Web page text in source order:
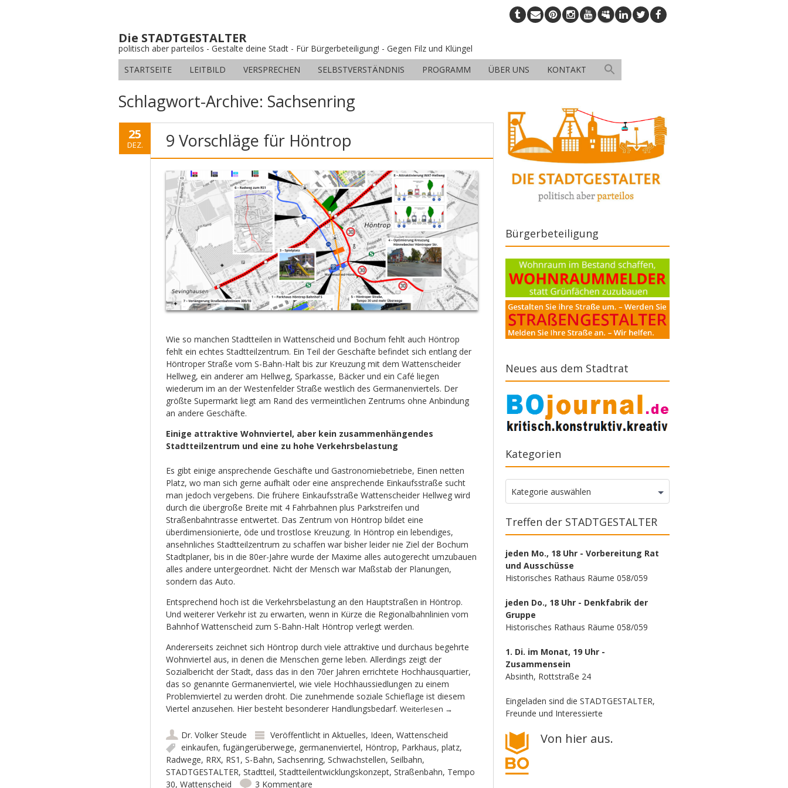
Die STADTGESTALTER
politisch aber parteilos - Gestalte deine Stadt - Für Bürgerbeteiligung! - Gegen Filz und Klüngel
STARTSEITE
LEITBILD VERSPRECHEN SELBSTVERSTÄNDNIS PROGRAMM ÜBER UNS KONTAKT
Schlagwort-Archive: Sachsenring
25
DEZ. 9 Vorschläge für Höntrop
Wie so manchen Stadtteilen in Wattenscheid und Bochum fehlt auch Höntrop
fehlt ein echtes Stadtteilzentrum. Ein Teil der Geschäfte befindet sich entlang der
Höntroper Straße vom S-Bahn-Halt bis zur Kreuzung mit dem Wattenscheider
Hellweg, ein anderer am Hellweg, Sparkasse, Bäcker und ein Café liegen
wiederum im an der Westenfelder Straße westlich des Germanenviertels. Der
größte Supermarkt liegt am Rand des vermeintlichen Zentrums ohne Anbindung
an andere Geschäfte.
Einige attraktive Wohnviertel, aber kein zusammenhängendes
Stadtteilzentrum und eine zu hohe Verkehrsbelastung
Es gibt einige ansprechende Geschäfte und Gastronomiebetriebe, Einen netten
Platz, wo man sich gerne aufhält oder eine ansprechende Einkaufsstraße sucht
man jedoch vergebens. Die frühere Einkaufsstraße Wattenscheider Hellweg wird
durch die übergroße Breite mit 4 Fahrbahnen plus Parkstreifen und
Straßenbahntrasse entwertet. Das Zentrum von Höntrop bildet eine
überdimensionierte, öde und trostlose Kreuzung. In Höntrop ein lebendiges,
ansehnliches Stadtteilzentrum zu schaffen war bisher leider nie Ziel der Bochum
Stadtplaner, bis in die 80er-Jahre wurde der Maxime alles autogerecht umzubauen
alles andere untergeordnet. Nicht der Mensch war Maßstab der Planungen,
sondern das Auto.
Entsprechend hoch ist die Verkehrsbelastung an den Hauptstraßen in Höntrop.
Und weiterer Verkehr ist zu erwarten, wenn in Kürze die Regionalbahnlinien vom
Bahnhof Wattenscheid zum S-Bahn-Halt Höntrop verlegt werden.
Andererseits zeichnet sich Höntrop durch viele attraktive und durchaus begehrte
Wohnviertel aus, in denen die Menschen gerne leben. Allerdings zeigt der
Sozialbericht der Stadt, dass das in den 70er Jahren errichtete Hochhausquartier,
das so genannte Germanenviertel, wie viele Hochhaussiedlungen zu einem
Problemviertel zu werden droht. Die zunehmende soziale Schieflage ist diesem
Viertel anzusehen. Hier besteht besonderer Handlungsbedarf. Weiterlesen →
Dr. Volker Steude Veröffentlicht in Aktuelles, Ideen, Wattenscheid
einkaufen, fugängerüberwege, germanenviertel, Höntrop, Parkhaus, platz,
Radwege, RRX, RS1 , S-Bahn, Sachsenring, Schwachstellen, Seilbahn,
STADTGESTALTER, Stadtteil, Stadtteilentwicklungskonzept, Straßenbahn, Tempo
30, Wattenscheid 3 Kommentare
Bürgerbeteiligung
Neues aus dem Stadtrat
Kategorien
Kategorien
Kategorie auswählen
Treffen der STADTGESTALTER
jeden Mo., 18 Uhr - Vorbereitung Rat
und Ausschüsse
Historisches Rathaus Räume 058/059
jeden Do., 18 Uhr - Denkfabrik der
Gruppe
Historisches Rathaus Räume 058/059
1. Di. im Monat, 19 Uhr -
Zusammensein
Absinth, Rottstraße 24
Eingeladen sind die STADTGESTALTER,
Freunde und Interessierte
Von hier aus.